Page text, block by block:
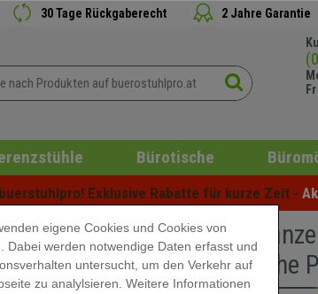
30 Tage Rückgaberecht 2 Jahre Garantie
Fr
Bürotische
Exklusive Rabatte für kurze Zeit -
künstliche
eigene Cookies und Cookies von
Dabei werden notwendige Daten erfasst und
untersucht, um den Verkehr auf
zu analylsieren. Weitere Informationen